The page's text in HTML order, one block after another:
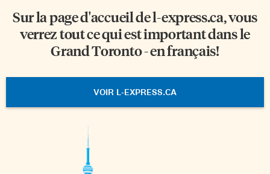
Sur la page d'accueil del-express.ca, vous
verrez tout ce qui est important dans le
Grand Toronto - en français!
VOIR L-EXPRESS.CA